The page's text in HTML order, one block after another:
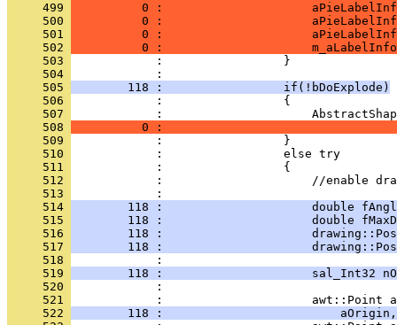
     499
0 :
     500
0 :
     501
0 :
     502
0 :
     503
     504
     505
        118 :                 if(!bDoExplode)
     506
     507
     508
0 :
     509
     510
     511
     512
     513
     514
118 :                     double
     515
118 :                     double
     516
118 :
     517
118 :
     518
     519
118 :                     sal_Int32
     520
     521
     522
118 :